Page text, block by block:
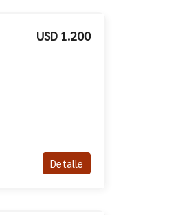
USD 1.200
Detalle